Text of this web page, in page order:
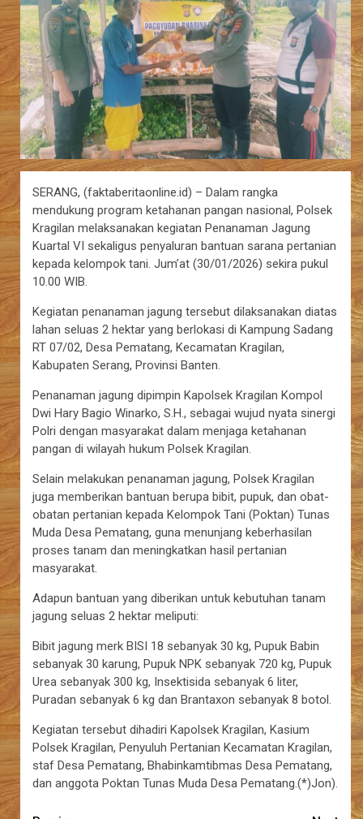
SERANG, (faktaberitaonline.id) – Dalam rangka
mendukung program ketahanan pangan nasional, Polsek
Kragilan melaksanakan kegiatan Penanaman Jagung
Kuartal VI sekaligus penyaluran bantuan sarana pertanian
kepada kelompok tani. Jum’at (30/01/2026) sekira pukul
10.00 WIB.
Kegiatan penanaman jagung tersebut dilaksanakan diatas
lahan seluas 2 hektar yang berlokasi di Kampung Sadang
RT 07/02, Desa Pematang, Kecamatan Kragilan,
Kabupaten Serang, Provinsi Banten.
Penanaman jagung dipimpin Kapolsek Kragilan Kompol
Dwi Hary Bagio Winarko, S.H., sebagai wujud nyata sinergi
Polri dengan masyarakat dalam menjaga ketahanan
pangan di wilayah hukum Polsek Kragilan.
Selain melakukan penanaman jagung, Polsek Kragilan
juga memberikan bantuan berupa bibit, pupuk, dan obat-
obatan pertanian kepada Kelompok Tani (Poktan) Tunas
Muda Desa Pematang, guna menunjang keberhasilan
proses tanam dan meningkatkan hasil pertanian
masyarakat.
Adapun bantuan yang diberikan untuk kebutuhan tanam
jagung seluas 2 hektar meliputi:
Bibit jagung merk BISI 18 sebanyak 30 kg, Pupuk Babin
sebanyak 30 karung, Pupuk NPK sebanyak 720 kg, Pupuk
Urea sebanyak 300 kg, Insektisida sebanyak 6 liter,
Puradan sebanyak 6 kg dan Brantaxon sebanyak 8 botol.
Kegiatan tersebut dihadiri Kapolsek Kragilan, Kasium
Polsek Kragilan, Penyuluh Pertanian Kecamatan Kragilan,
staf Desa Pematang, Bhabinkamtibmas Desa Pematang,
dan anggota Poktan Tunas Muda Desa Pematang.(*)Jon).